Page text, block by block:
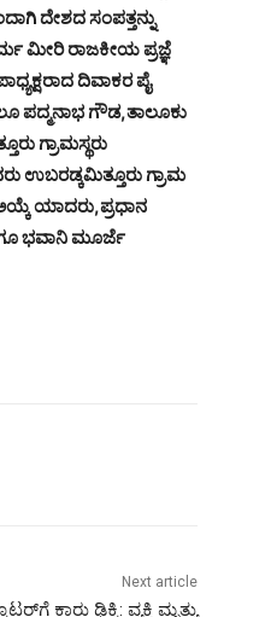
ದೇಶದ ಸಂಪತ್ತನ್ನು
ಮೀರಿ ರಾಜಕೀಯ ಪ್ರಜ್ಞೆ
ದಿವಾಕರ ಪೈ
ಪದ್ಮನಾಭ ಗೌಡ,ತಾಲೂಕು
ಗ್ರಾಮಸ್ಥರು
ಉಬರಡ್ಕ‌ಮಿತ್ತೂರು ಗ್ರಾಮ
ಯಾದರು,ಪ್ರಧಾನ
ಭವಾನಿ ಮೂರ್ಜೆ
Next article
ಕಾರು ಢಿಕ್ಕಿ: ವ್ಯಕ್ತಿ ಮೃತ್ಯು